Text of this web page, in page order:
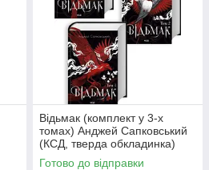
Відьмак (комплект у 3-х
томах) Анджей Сапковський
(КСД, тверда обкладинка)
Готово до відправки